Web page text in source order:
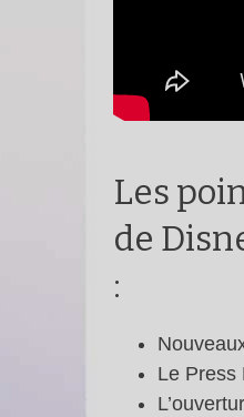
Les
de
:
Le Press